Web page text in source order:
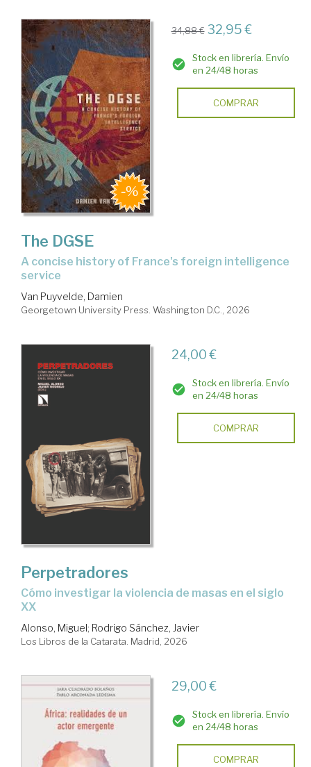
34,88 € 32,95 €
Stock en librería. Envío
en 24/48 horas
COMPRAR
The DGSE
a concise history of France's foreign intelligence
service
Van Puyvelde, Damien
Georgetown University Press. Washington D.C., 2026
24,00 €
Stock en librería. Envío
en 24/48 horas
COMPRAR
Perpetradores
Cómo investigar la violencia de masas en el siglo
XX
Alonso, Miguel; Rodrigo Sánchez, Javier
Los Libros de la Catarata. Madrid, 2026
29,00 €
Stock en librería. Envío
en 24/48 horas
COMPRAR